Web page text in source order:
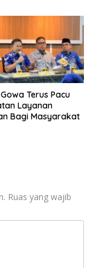
Terus Pacu
Layanan
Bagi Masyarakat
Ruas yang wajib